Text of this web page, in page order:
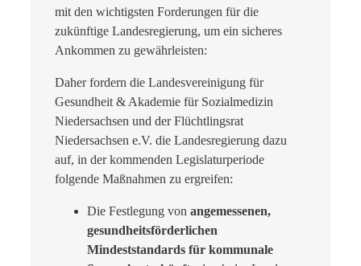
mit den wichtigsten Forderungen für die
zukünftige Landesregierung, um ein sicheres
Ankommen zu gewährleisten:
Daher fordern die Landesvereinigung für
Gesundheit & Akademie für Sozialmedizin
Niedersachsen und der Flüchtlingsrat
Niedersachsen e.V. die Landesregierung dazu
auf, in der kommenden Legislaturperiode
folgende Maßnahmen zu ergreifen:
Die Festlegung von angemessenen,
gesundheitsförderlichen
Mindeststandards für kommunale